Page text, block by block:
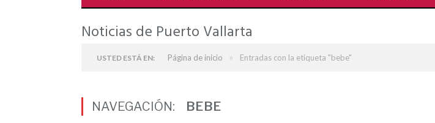
Noticias de Puerto Vallarta
USTED ESTÁ EN: Página de inicio » Entradas con la etiqueta "bebe"
NAVEGACIÓN: BEBE